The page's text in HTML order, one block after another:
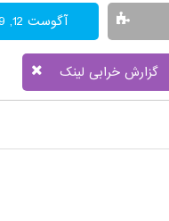
آگوست 12, 2019
گزارش خرابی لینک